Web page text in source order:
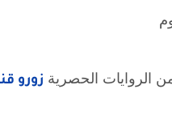
الروايات الحصرية زورو